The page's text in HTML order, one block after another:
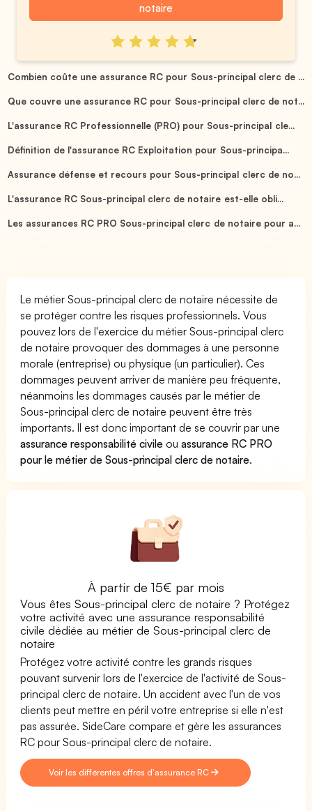
notaire
Combien coûte une assurance RC pour Sous-principal clerc de ...
Que couvre une assurance RC pour Sous-principal clerc de not...
L'assurance RC Professionnelle (PRO) pour Sous-principal cle...
Définition de l'assurance RC Exploitation pour Sous-principa...
Assurance défense et recours pour Sous-principal clerc de no...
L'assurance RC Sous-principal clerc de notaire est-elle obli...
Les assurances RC PRO Sous-principal clerc de notaire pour a...
Le métier Sous-principal clerc de notaire nécessite de
se protéger contre les risques professionnels. Vous
pouvez lors de l'exercice du métier Sous-principal clerc
de notaire provoquer des dommages à une personne
morale (entreprise) ou physique (un particulier). Ces
dommages peuvent arriver de manière peu fréquente,
néanmoins les dommages causés par le métier de
Sous-principal clerc de notaire peuvent être très
importants. Il est donc important de se couvrir par une
assurance responsabilité civile ouassurance RC PRO
pour le métier de Sous-principal clerc de notaire.
À partir de 15€ par mois
Vous êtes Sous-principal clerc de notaire ? Protégez
votre activité avec une assurance responsabilité
civile dédiée au métier de Sous-principal clerc de
notaire
Protégez votre activité contre les grands risques
pouvant survenir lors de l'exercice de l'activité de Sous-
principal clerc de notaire. Un accident avec l'un de vos
clients peut mettre en péril votre entreprise si elle n'est
pas assurée. SideCare compare et gère les assurances
RC pour Sous-principal clerc de notaire.
Voir les différentes offres d'assurance RC